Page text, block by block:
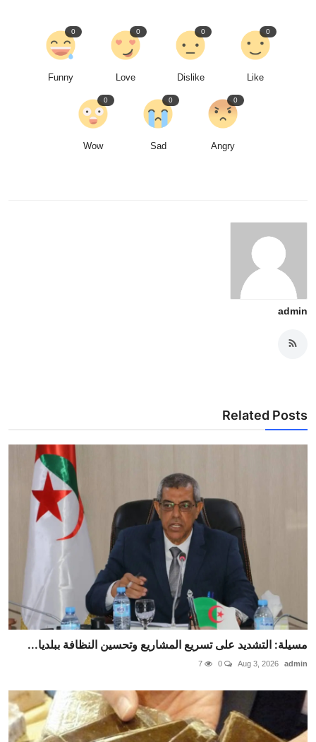
Like
0
Dislike
0
Love
0
Funny
0
Angry
0
Sad
0
Wow
0
admin
Related Posts
مسيلة: التشديد على تسريع المشاريع وتحسين النظافة ببلديا...
admin
Aug 3, 2026